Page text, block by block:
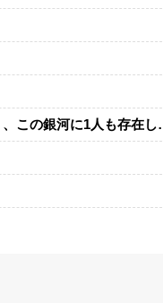
に1人も存在しないｗｗｗｗ